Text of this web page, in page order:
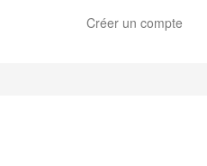
Créer un compte